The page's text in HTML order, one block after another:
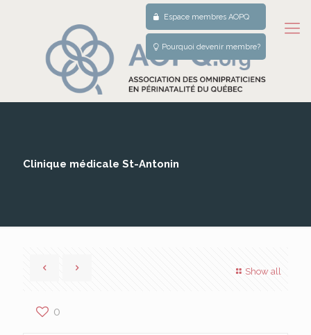
Espace membres AOPQ
Pourquoi devenir membre?
Clinique médicale St-Antonin
Show all
0